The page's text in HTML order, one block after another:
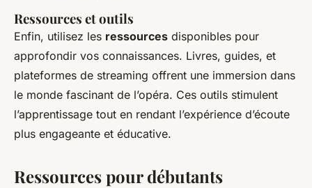
Ressources et outils
Enfin, utilisez les ressources disponibles pour
approfondir vos connaissances. Livres, guides, et
plateformes de streaming offrent une immersion dans
le monde fascinant de l’opéra. Ces outils stimulent
l’apprentissage tout en rendant l’expérience d’écoute
plus engageante et éducative.
Ressources pour débutants